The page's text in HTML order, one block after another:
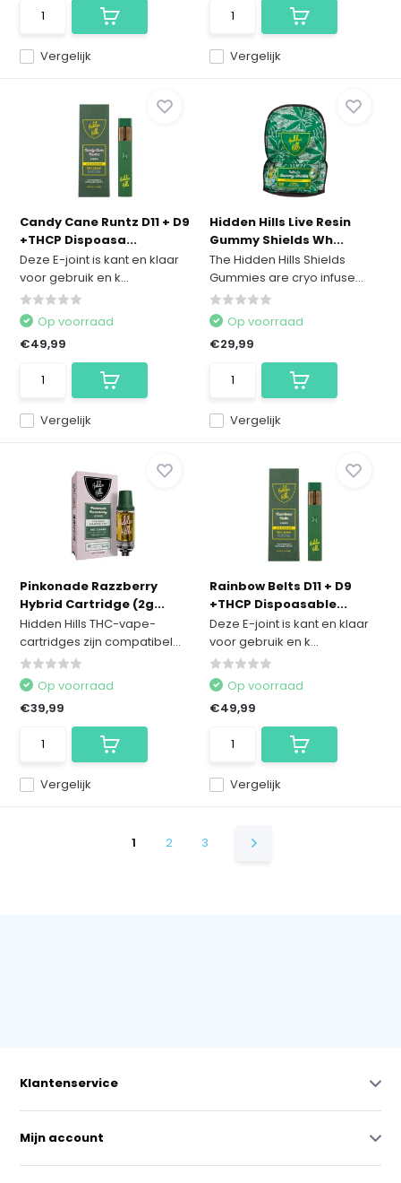
Vergelijk Vergelijk
Candy Cane Runtz D11 + D9
+THCP Dispoasa...
Deze E-joint is kant en klaar
voor gebruik en k...
Vergelijk
Op voorraad
€49,99
Hidden Hills Live Resin
Gummy Shields Wh...
The Hidden Hills Shields
Gummies are cryo infuse...
Vergelijk
Op voorraad
€29,99
Pinkonade Razzberry
Hybrid Cartridge (2g...
Hidden Hills THC-vape-
cartridges zijn compatibel...
Vergelijk
Op voorraad
€39,99
Rainbow Belts D11 + D9
+THCP Dispoasable...
Deze E-joint is kant en klaar
voor gebruik en k...
Vergelijk
Op voorraad
€49,99
1 2 3
Klantenservice
Mijn account